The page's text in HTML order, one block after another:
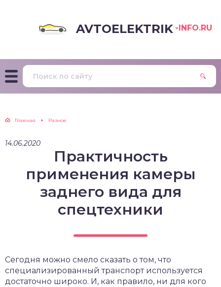
AVTOELEKTRIK -INFO.RU
Главная Разное
14.06.2020
Практичность
применения камеры
заднего вида для
спецтехники
Сегодня можно смело сказать о том, что
специализированный транспорт используется
достаточно широко. И, как правило, ни для кого